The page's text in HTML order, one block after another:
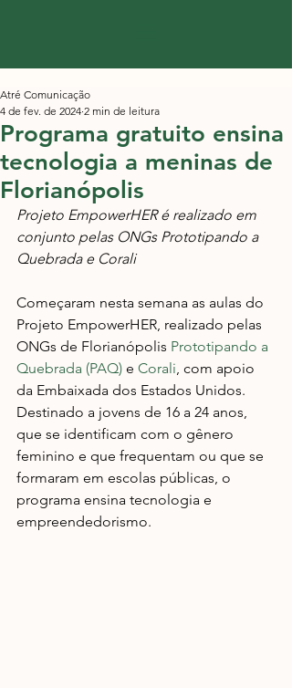
Programa gratuito ensina
tecnologia a meninas de
Florianópolis
Atré Comunicação
4 de fev. de 2024 2 min de leitura
Projeto EmpowerHER é realizado em
conjunto pelas ONGs Prototipando a
Quebrada e Corali
Começaram nesta semana as aulas do
Projeto EmpowerHER, realizado pelas
ONGs de Florianópolis Prototipando a
Quebrada (PAQ) e Corali, com apoio
da Embaixada dos Estados Unidos.
Destinado a jovens de 16 a 24 anos,
que se identificam com o gênero
feminino e que frequentam ou que se
formaram em escolas públicas, o
programa ensina tecnologia e
empreendedorismo.